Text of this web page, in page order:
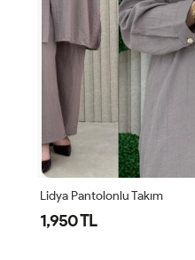
Lidya Pantolonlu Takım
1,950 TL